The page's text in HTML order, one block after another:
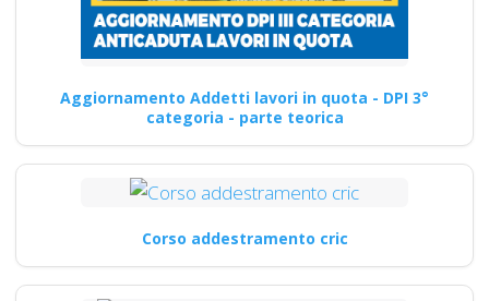
Aggiornamento Addetti lavori in quota - DPI 3°
categoria - parte teorica
Corso addestramento cric